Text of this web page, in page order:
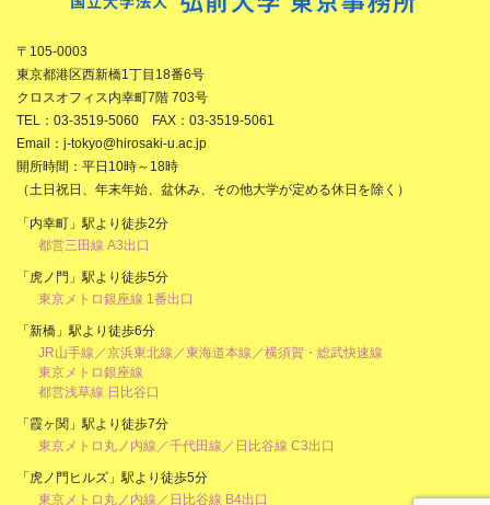
〒105-0003
東京都港区西新橋1丁目18番6号
クロスオフィス内幸町7階 703号
TEL：03-3519-5060 FAX：03-3519-5061
Email：j-tokyo@hirosaki-u.ac.jp
開所時間：平日10時～18時
（土日祝日、年末年始、盆休み、その他大学が定める休日を除く）
「内幸町」駅より徒歩2分
都営三田線 A3出口
「虎ノ門」駅より徒歩5分
東京メトロ銀座線 1番出口
「新橋」駅より徒歩6分
JR山手線／京浜東北線／東海道本線／横須賀・総武快速線
東京メトロ銀座線
都営浅草線 日比谷口
「霞ヶ関」駅より徒歩7分
東京メトロ丸ノ内線／千代田線／日比谷線 C3出口
「虎ノ門ヒルズ」駅より徒歩5分
東京メトロ丸ノ内線／日比谷線 B4出口